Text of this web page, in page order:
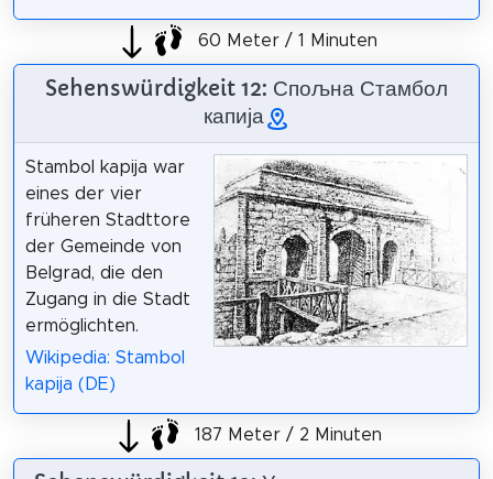
60 Meter / 1 Minuten
Sehenswürdigkeit 12: Спољна Стамбол
капија
Stambol kapija war
eines der vier
früheren Stadttore
der Gemeinde von
Belgrad, die den
Zugang in die Stadt
ermöglichten.
Wikipedia: Stambol
kapija (DE)
187 Meter / 2 Minuten